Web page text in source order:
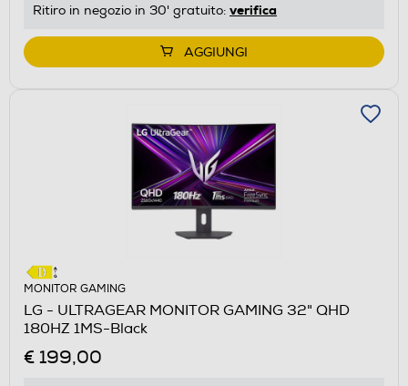
Ritiro in negozio in 30' gratuito: verifica
AGGIUNGI
MONITOR GAMING
LG - ULTRAGEAR MONITOR GAMING 32" QHD
180HZ 1MS-Black
€ 199,00